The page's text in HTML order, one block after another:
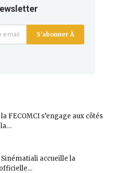
S'abonner À
FECOMCI s’engage aux côtés
la…
Sinématiali accueille la